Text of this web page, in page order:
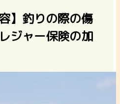
】釣りの際の傷
ジャー保険の加